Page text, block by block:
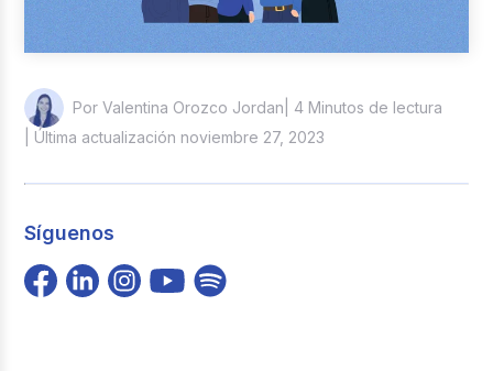
Por Valentina Orozco Jordan | 4 Minutos de lectura
| Última actualización noviembre 27, 2023
Síguenos